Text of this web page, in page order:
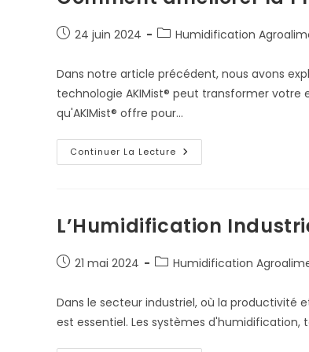
Publication
24 juin 2024
PostHumidification
Dans notre article précédent, nous avons
technologie AKIMist® peut transformer votre
qu'AKIMist® offre pour…
Continuer La Lecture Comment
Améliorer
Qualité
Des
L’Humidification
Publication
21 mai 2024
PostHumidification
Dans le secteur industriel, où la productivité
est essentiel. Les systèmes d'humidification,